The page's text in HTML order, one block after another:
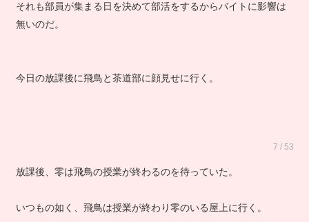
それも部員が集まる日を決めて部活をするからバイトに影響は
無いのだ。
今日の放課後に飛鳥と茶道部に顔見せに行く。
7 / 53
放課後、零は飛鳥の授業が終わるのを待っていた。
いつもの如く、飛鳥は授業が終わり零のいる屋上に行く。